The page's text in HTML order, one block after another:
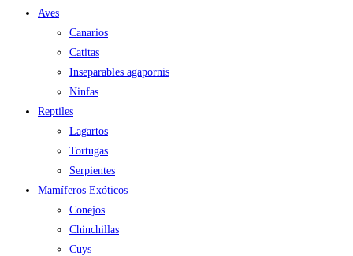
Aves
Canarios
Catitas
Inseparables agapornis
Ninfas
Reptiles
Lagartos
Tortugas
Serpientes
Mamíferos Exóticos
Conejos
Chinchillas
Cuys